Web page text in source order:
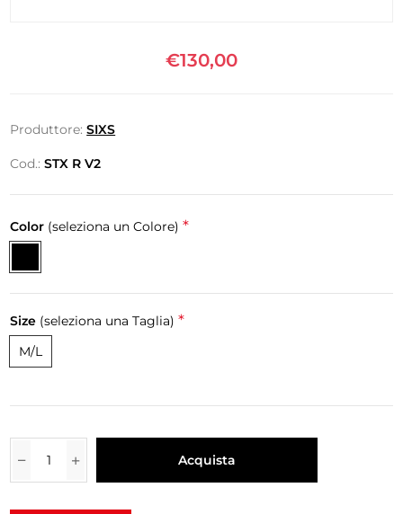
€130,00
Produttore: SIXS
Cod.: STX R V2
Color (seleziona un Colore) *
Size (seleziona una Taglia) *
M/L
Acquista